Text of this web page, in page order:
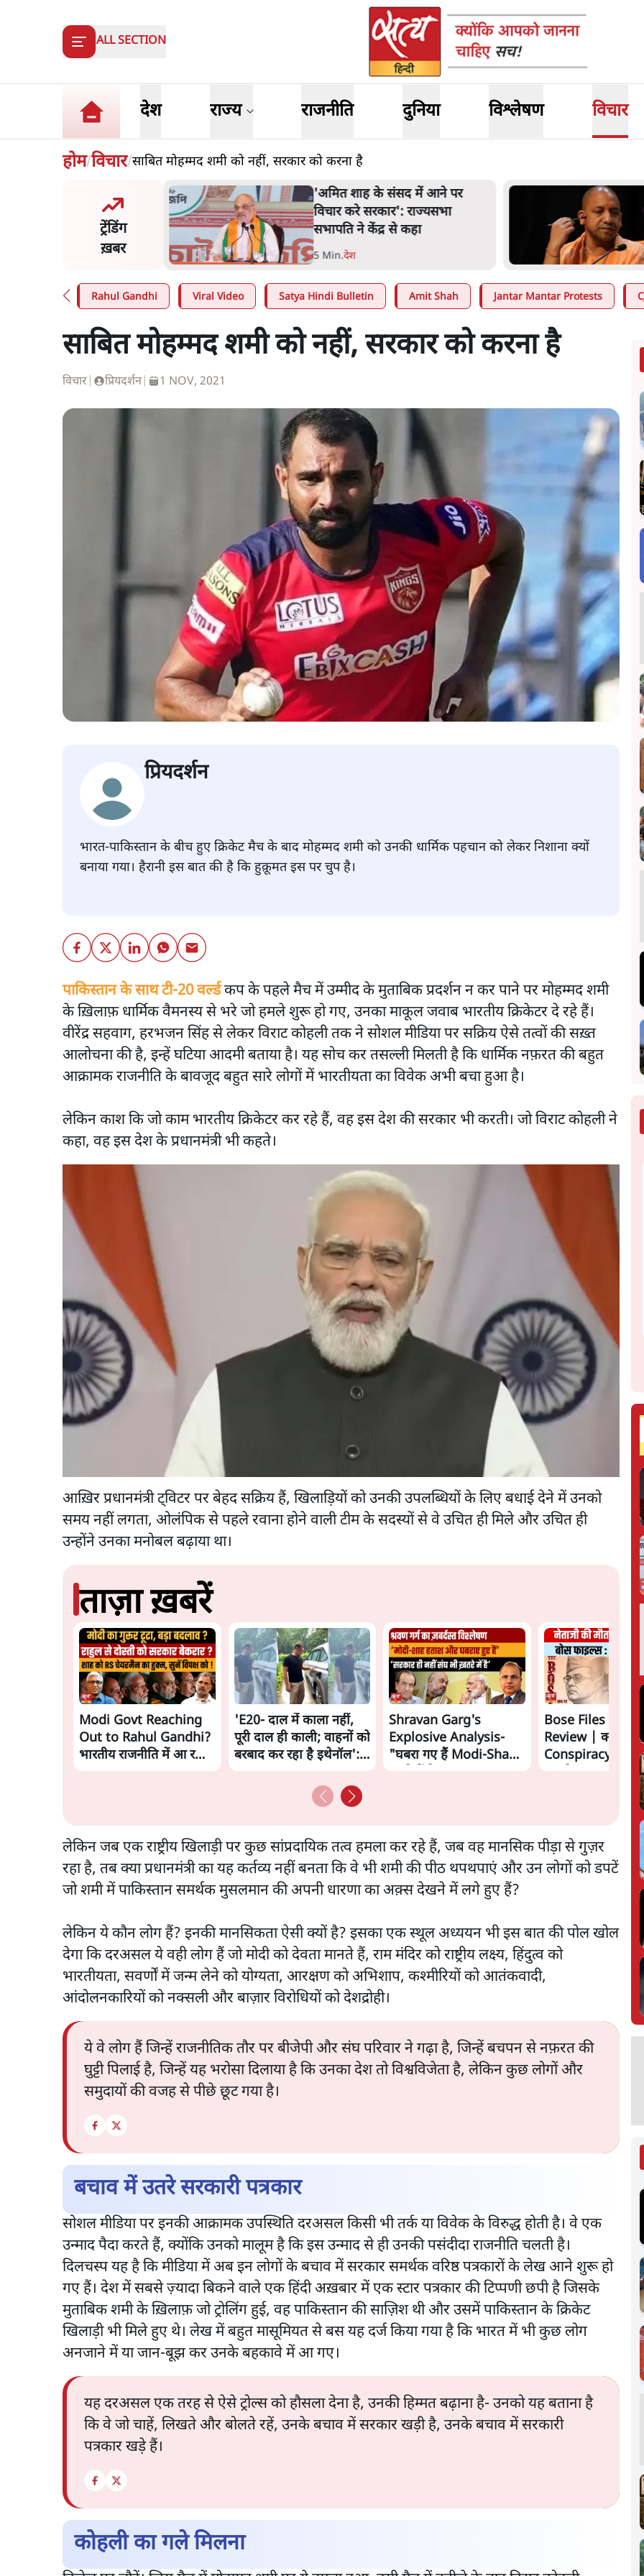
ALL SECTION
देश राज्य राजनीति दुनिया विश्लेषण विचार
होम/विचार/साबित मोहम्मद शमी को नहीं, सरकार को करना है
ट्रेंडिंग
ख़बर
शाह के संसद में आने पर
करे सरकार': राज्यसभा
जनता का 2.32 करोड़ रोज़ाना खर्चः
योगी सरकार ने विज्ञापनों पर उड़ाने में
मोदी 3.0 को भी पीछे छोड़ा
7 Min.उत्तर प्रदेश
Rahul Gandhi Viral Video Satya Hindi Bulletin Amit Shah Jantar Mantar Protests
साबित मोहम्मद शमी को नहीं, सरकार को करना है
विचार प्रियदर्शन 1 NOV, 2021
प्रियदर्शन
भारत-पाकिस्तान के बीच हुए क्रिकेट मैच के बाद मोहम्मद शमी को उनकी धार्मिक पहचान को लेकर निशाना क्यों
बनाया गया। हैरानी इस बात की है कि हुक़ूमत इस पर चुप है।
पाकिस्तान के साथ टी-20 वर्ल्डकप के पहले मैच में उम्मीद के मुताबिक प्रदर्शन न कर पाने पर मोहम्मद शमी
के ख़िलाफ़ धार्मिक वैमनस्य से भरे जो हमले शुरू हो गए, उनका माकूल जवाब भारतीय क्रिकेटर दे रहे हैं।
वीरेंद्र सहवाग, हरभजन सिंह से लेकर विराट कोहली तक ने सोशल मीडिया पर सक्रिय ऐसे तत्वों की सख़्त
आलोचना की है, इन्हें घटिया आदमी बताया है। यह सोच कर तसल्ली मिलती है कि धार्मिक नफ़रत की बहुत
आक्रामक राजनीति के बावजूद बहुत सारे लोगों में भारतीयता का विवेक अभी बचा हुआ है।
लेकिन काश कि जो काम भारतीय क्रिकेटर कर रहे हैं, वह इस देश की सरकार भी करती। जो विराट कोहली ने
कहा, वह इस देश के प्रधानमंत्री भी कहते।
आख़िर प्रधानमंत्री ट्विटर पर बेहद सक्रिय हैं, खिलाड़ियों को उनकी उपलब्धियों के लिए बधाई देने में उनको
समय नहीं लगता, ओलंपिक से पहले रवाना होने वाली टीम के सदस्यों से वे उचित ही मिले और उचित ही
उन्होंने उनका मनोबल बढ़ाया था।
ताज़ा ख़बरें
Modi Govt Reaching
Out to Rahul Gandhi?
भारतीय राजनीति में आ रहा
'E20- दाल में काला नहीं,
पूरी दाल ही काली; वाहनों को
बरबाद कर रहा है इथेनॉल':
Shravan Garg's
Explosive Analysis-
"घबरा गए हैं Modi-Shah,
Bose Files Film
Review | क्या
Conspiracy का
लेकिन जब एक राष्ट्रीय खिलाड़ी पर कुछ सांप्रदायिक तत्व हमला कर रहे हैं, जब वह मानसिक पीड़ा से गुज़र
रहा है, तब क्या प्रधानमंत्री का यह कर्तव्य नहीं बनता कि वे भी शमी की पीठ थपथपाएं और उन लोगों को डपटें
जो शमी में पाकिस्तान समर्थक मुसलमान की अपनी धारणा का अक़्स देखने में लगे हुए हैं?
लेकिन ये कौन लोग हैं? इनकी मानसिकता ऐसी क्यों है? इसका एक स्थूल अध्ययन भी इस बात की पोल खोल
देगा कि दरअसल ये वही लोग हैं जो मोदी को देवता मानते हैं, राम मंदिर को राष्ट्रीय लक्ष्य, हिंदुत्व को
भारतीयता, सवर्णों में जन्म लेने को योग्यता, आरक्षण को अभिशाप, कश्मीरियों को आतंकवादी,
आंदोलनकारियों को नक्सली और बाज़ार विरोधियों को देशद्रोही।
ये वे लोग हैं जिन्हें राजनीतिक तौर पर बीजेपी और संघ परिवार ने गढ़ा है, जिन्हें बचपन से नफ़रत की
घुट्टी पिलाई है, जिन्हें यह भरोसा दिलाया है कि उनका देश तो विश्वविजेता है, लेकिन कुछ लोगों और
समुदायों की वजह से पीछे छूट गया है।
बचाव में उतरे सरकारी पत्रकार
सोशल मीडिया पर इनकी आक्रामक उपस्थिति दरअसल किसी भी तर्क या विवेक के विरुद्ध होती है। वे एक
उन्माद पैदा करते हैं, क्योंकि उनको मालूम है कि इस उन्माद से ही उनकी पसंदीदा राजनीति चलती है।
दिलचस्प यह है कि मीडिया में अब इन लोगों के बचाव में सरकार समर्थक वरिष्ठ पत्रकारों के लेख आने शुरू हो
गए हैं। देश में सबसे ज़्यादा बिकने वाले एक हिंदी अख़बार में एक स्टार पत्रकार की टिप्पणी छपी है जिसके
मुताबिक शमी के ख़िलाफ़ जो ट्रोलिंग हुई, वह पाकिस्तान की साज़िश थी और उसमें पाकिस्तान के क्रिकेट
खिलाड़ी भी मिले हुए थे। लेख में बहुत मासूमियत से बस यह दर्ज किया गया है कि भारत में भी कुछ लोग
अनजाने में या जान-बूझ कर उनके बहकावे में आ गए।
यह दरअसल एक तरह से ऐसे ट्रोल्स को हौसला देना है, उनकी हिम्मत बढ़ाना है- उनको यह बताना है
कि वे जो चाहें, लिखते और बोलते रहें, उनके बचाव में सरकार खड़ी है, उनके बचाव में सरकारी
पत्रकार खड़े हैं।
कोहली का गले मिलना